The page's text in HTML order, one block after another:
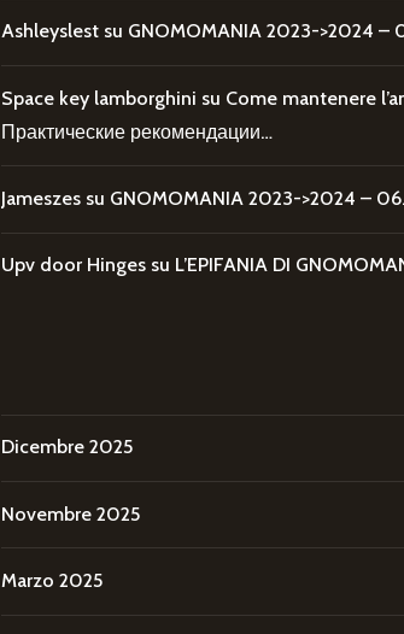
Ashleyslest su GNOMOMANIA 2023->2024 –
Space key lamborghini su Come mantenere
Практические рекомендации…
Jameszes su GNOMOMANIA 2023->2024 –
Upv door Hinges su L’EPIFANIA DI
Dicembre 2025
Novembre 2025
Marzo 2025